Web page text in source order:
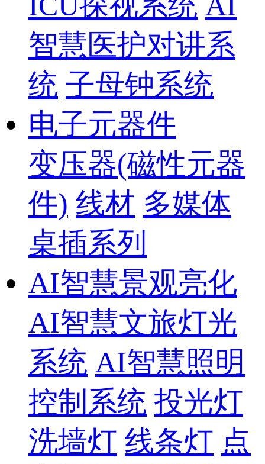
智慧医护对讲系
统 子母钟系统
电子元器件
变压器(磁性元器
件) 线材 多媒体
桌插系列
AI智慧景观亮化
AI智慧文旅灯光
系统 AI智慧照明
控制系统 投光灯
洗墙灯 线条灯 点